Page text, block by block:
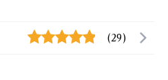
(29)